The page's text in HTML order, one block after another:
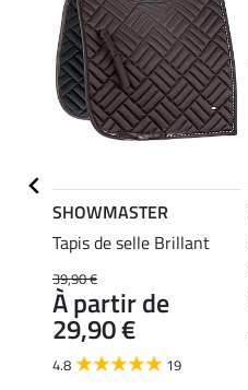
SHOWMASTER
Tapis de selle Brillant
39,90 €
À partir de
29,90 €
4.8 19